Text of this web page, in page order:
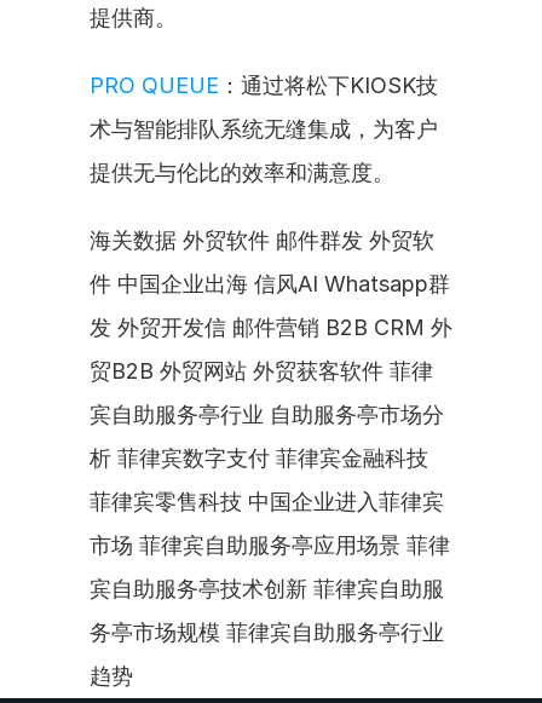
提供商。
PRO QUEUE ：通过将松下KIOSK技
术与智能排队系统无缝集成，为客户
提供无与伦比的效率和满意度。
海关数据 外贸软件 邮件群发 外贸软
件 中国企业出海 信风AI Whatsapp群
发 外贸开发信 邮件营销 B2B CRM 外
贸B2B 外贸网站 外贸获客软件 菲律
宾自助服务亭行业 自助服务亭市场分
析 菲律宾数字支付 菲律宾金融科技
菲律宾零售科技 中国企业进入菲律宾
市场 菲律宾自助服务亭应用场景 菲律
宾自助服务亭技术创新 菲律宾自助服
务亭市场规模 菲律宾自助服务亭行业
趋势